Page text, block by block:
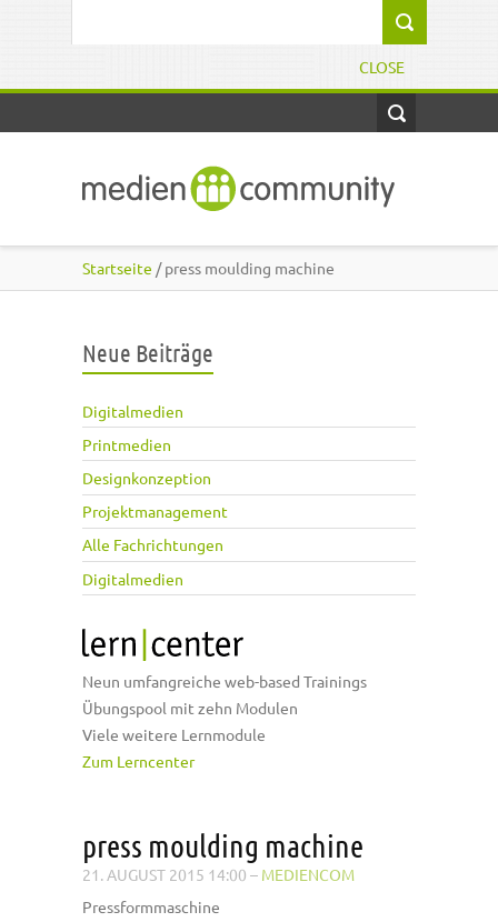
CLOSE
Startseite / press moulding machine
Neue Beiträge
Digitalmedien
Printmedien
Designkonzeption
Projektmanagement
Alle Fachrichtungen
Digitalmedien
Neun umfangreiche web-based Trainings
Übungspool mit zehn Modulen
Viele weitere Lernmodule
Zum Lerncenter
press moulding machine
21. AUGUST 2015 14:00 – MEDIENCOM
Pressformmaschine